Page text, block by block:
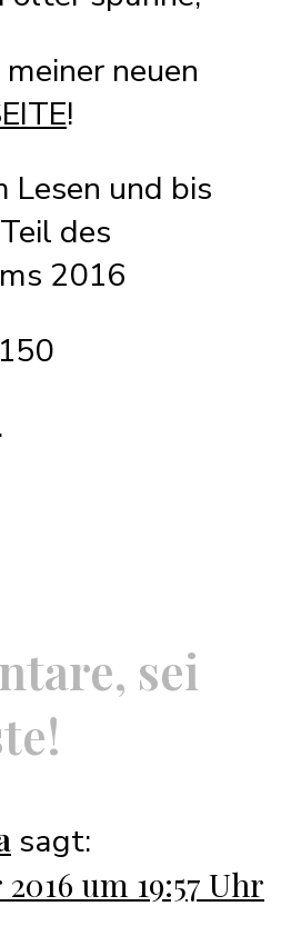
meiner neuen
!
Lesen und bis
des
2016
sei
sagt:
um 19:57 Uhr